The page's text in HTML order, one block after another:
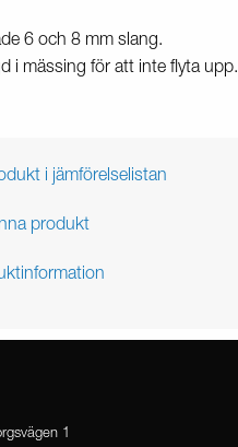
6 och 8 mm slang.
i mässing för att inte flyta upp.
i jämförelselistan
produkt
1